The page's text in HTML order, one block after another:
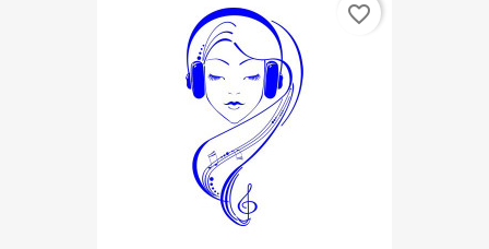
favorite_border